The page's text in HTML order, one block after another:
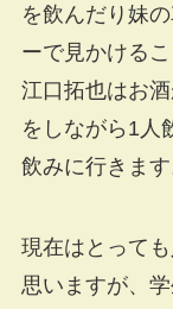
を飲んだり妹
ーで見かけるこ
江口拓也はお
をしながら1人
飲みに行きます
現在はとって
思いますが、